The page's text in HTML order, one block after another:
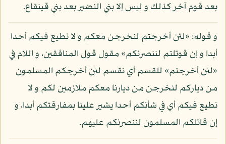
بعد قوم آخر كذلك و ليس إلا بني النضير بعد بني قينقاع.
و قوله: «لئن أخرجتم لنخرجن معكم و لا نطيع فيكم أحدا
أبدا و إن قوتلتم لننصرنكم» مقول قول المنافقين، و اللام في
«لئن أخرجتم» للقسم أي نقسم لئن أخرجكم المسلمون
من دياركم لنخرجن من ديارنا معكم ملازمين لكم و لا
نطيع فيكم أي في شأنكم أحدا يشير علينا بمفارقتكم أبدا، و
إن قاتلكم المسلمون لننصرنكم عليهم.